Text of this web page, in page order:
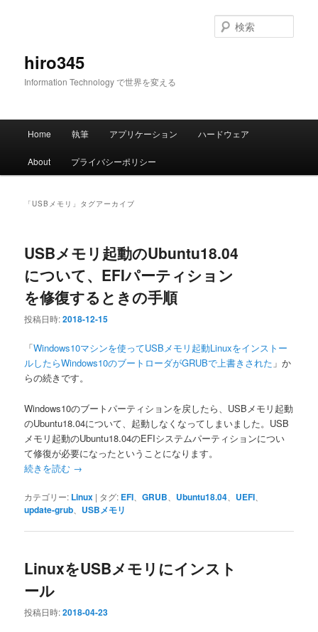
hiro345
Information Technology で世界を変える
索
メ
Home 執筆 アプリケーション ハードウェア
About プライバシーポリシー
「USBメモリ 」タグアーカイブ
USBメモリ起動のUbuntu18.04
について、EFIパーティション
を修復するときの手順
投稿日時:2018-12-15
「Windows10マシンを使ってUSBメモリ起動Linuxをインストー
ルしたらWindows10のブートローダがGRUBで上書きされた 」か
らの続きです。
Windows10のブートパーティションを戻したら、USBメモリ起動
のUbuntu18.04について、起動しなくなってしまいました。USB
メモリ起動のUbuntu18.04のEFIシステムパーティションについ
て修復が必要になったということになります。
続きを読む →
カテゴリー: Linux | タグ: EFI 、GRUB Ubuntu18.04 UEFI
update-grub USBメモリ
LinuxをUSBメモリにインスト
ール
投稿日時:2018-04-23